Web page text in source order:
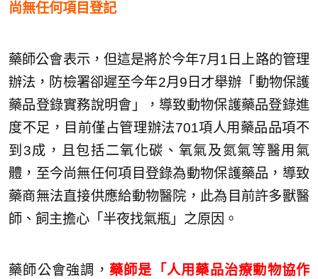
尚無任何項目登記
藥師公會表示，但這是將於今年7月1日上路的管理
辦法，防檢署卻遲至今年2月9日才舉辦「動物保護
藥品登錄實務說明會」，導致動物保護藥品登錄進
度不足，目前僅占管理辦法701項人用藥品品項不
到3成，且包括二氧化碳、氧氣及氮氣等醫用氣
體，至今尚無任何項目登錄為動物保護藥品，導致
藥商無法直接供應給動物醫院，此為目前許多獸醫
師、飼主擔心「半夜找氣瓶」之原因。
藥師公會強調， 藥師是「人用藥品治療動物協作